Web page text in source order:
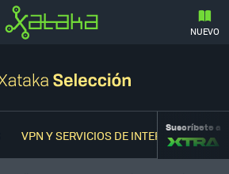
NUEVO
VPN Y SERVICIOS DE INTERNETSuscríbete a